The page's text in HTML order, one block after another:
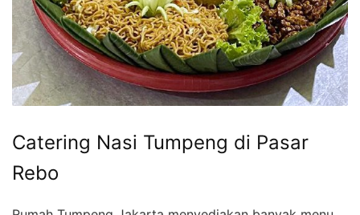
Catering Nasi Tumpeng di Pasar
Rebo